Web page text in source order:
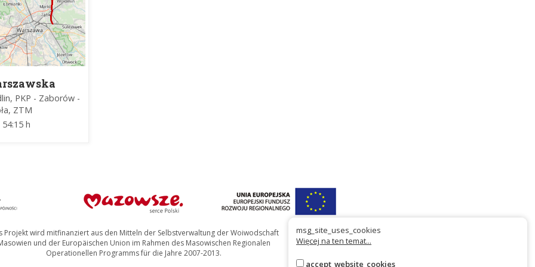
PKP - Zaborów -
ZTM
54:15 h
Projekt wird mitfinanziert aus den Mitteln der Selbstverwaltung der Woiwodschaft
und der Europäischen Union im Rahmen des Masowischen Regionalen
Operationellen Programms für die Jahre 2007-2013.
msg_site_uses_cookies
Więcej na ten temat...
accept_website_cookies